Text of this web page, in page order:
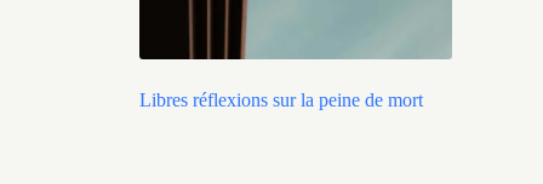
Libres réflexions sur la peine de mort